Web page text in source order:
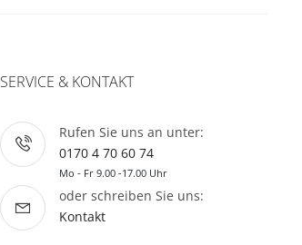
SERVICE & KONTAKT
Rufen Sie uns an unter:
0170 4 70 60 74
Mo - Fr 9.00 -17.00 Uhr
oder schreiben Sie uns:
Kontakt